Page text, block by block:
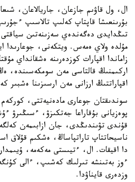
ال، ول قاۋىم جازعان، جاريالاعان،
بۇرىنعىشا قاپتاپ كەلىپ تالاسىپ
تىڭدايدى دەگەندەي سەزىنەتىن سياقتى.
مۇلدە ولاي ەمەس. ويتكەنى، جوعارىدا
زاماندا اقپارات كوزدەرىنە ەشقانداي
اركىمنىڭ قالتاسى مەن سومكەسىندە،
اقپاراتتىڭ ارزانى مەن ارسىزىنا
سوندىقتان جوعارى مادەنيەتتى،
پوەزيانى بۇقاراعا جەتكىزۋ، ءسىڭىرۋ
قۇندى تۋىندىڭدى، جان ازابىمەن
ناسيحاتتاپ تاراتپاساڭ، ەشكىم قۇلاق
دا اقيقات. ال، ءتيىستى مەكەمە،
ءوز بەتىنشە تىرلىك كەشىپ، ءالى
وزدەرى قايناۋدا.